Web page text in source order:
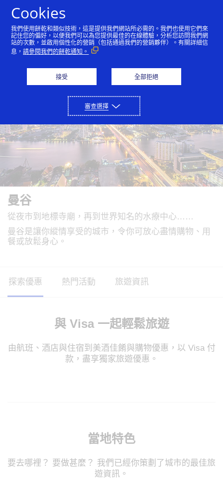
曼谷 澳門 香港 倫敦 紐約市 巴黎
曼谷
從夜市到地標寺廟，再到世界知名的水療中心……
曼谷是讓你縱情享受的城市，令你可放心盡情購物、用
餐或放鬆身心。
探索優惠 熱門活動 旅遊資訊
與 Visa 一起輕鬆旅遊
由航班、酒店與住宿到美酒佳餚與購物優惠，以 Visa 付
款，盡享獨家旅遊優惠。
當地特色
要去哪裡？ 要做甚麼？ 我們已經你策劃了城市的最佳旅
遊資訊。
Cookies
我們使用餅乾和類似技術，這是提供我們網站所必需的。我們也使用它們來
記住您的偏好，以便我們可以為您提供最佳的在線體驗，分析您訪問我們網
站的次數，並啟用個性化的營銷（包括通過我們的營銷夥伴）。有關詳細信
息，請參閱我們的餅乾通知。
接受 全部拒絕
審查選擇